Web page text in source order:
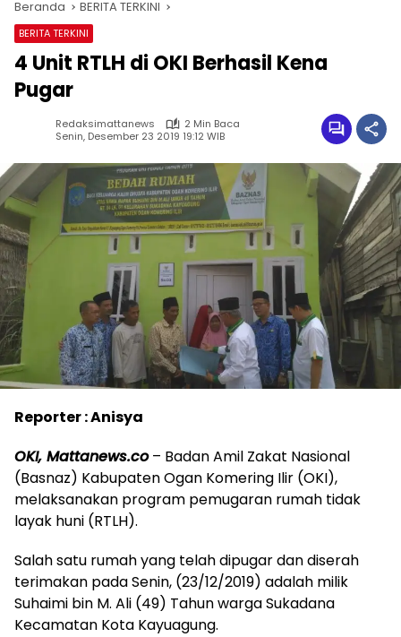
Beranda BERITA TERKINI
BERITA TERKINI
4 Unit RTLH di OKI Berhasil Kena
Pugar
Redaksimattanews
2 Min Baca
Senin, Desember 23 2019 19:12 WIB
Reporter : Anisya
OKI, Mattanews.co– Badan Amil Zakat Nasional
(Basnaz) Kabupaten Ogan Komering Ilir (OKI),
melaksanakan program pemugaran rumah tidak
layak huni (RTLH).
Salah satu rumah yang telah dipugar dan diserah
terimakan pada Senin, (23/12/2019) adalah milik
Suhaimi bin M. Ali (49) Tahun warga Sukadana
Kecamatan Kota Kayuagung.